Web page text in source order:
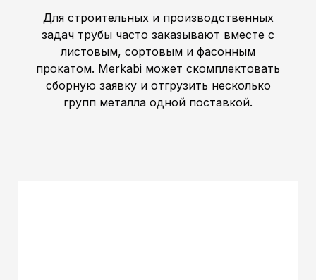
Для строительных и производственных
задач трубы часто заказывают вместе с
листовым, сортовым и фасонным
прокатом. Merkabi может скомплектовать
сборную заявку и отгрузить несколько
групп металла одной поставкой.